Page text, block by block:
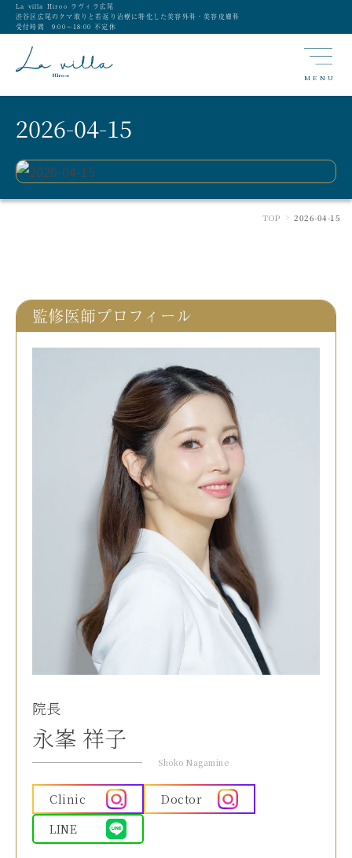
La villa Hiroo ラヴィラ広尾
渋谷区広尾のクマ取りと若返り治療に特化した美容外科・美容皮膚科
受付時間 9:00〜18:00 不定休
MENU
2026-04-15
TOP > 2026-04-15
監修医師プロフィール
院長
永峯 祥子
Shoko Nagamine
Clinic
Doctor
LINE